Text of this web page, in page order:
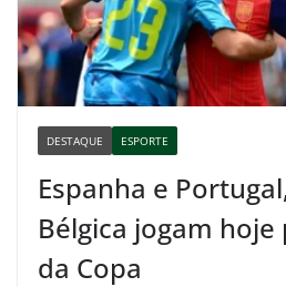
DESTAQUE ESPORTE
Espanha e
Bélgica jogam hoje
da Copa